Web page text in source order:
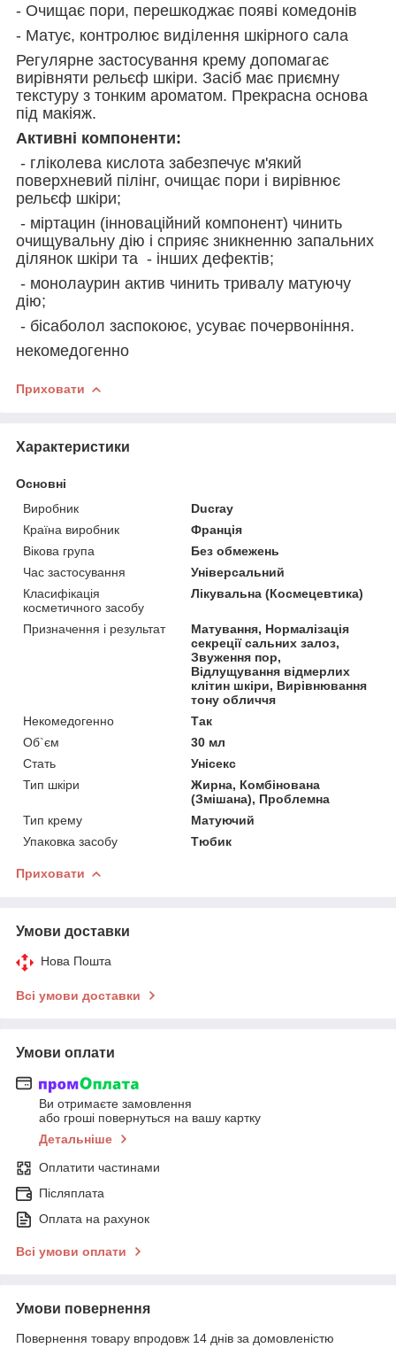
- Очищає пори, перешкоджає появі комедонів
- Матує, контролює виділення шкірного сала
Регулярне застосування крему допомагає
вирівняти рельєф шкіри. Засіб має приємну
текстуру з тонким ароматом. Прекрасна основа
під макіяж.
Активні компоненти:
- гліколева кислота забезпечує м'який
поверхневий пілінг, очищає пори і вирівнює
рельєф шкіри;
- міртацин (інноваційний компонент) чинить
очищувальну дію і сприяє зникненню запальних
ділянок шкіри та - інших дефектів;
- монолаурин актив чинить тривалу матуючу
дію;
- бісаболол заспокоює, усуває почервоніння.
некомедогенно
Приховати
Характеристики
Основні
Виробник
Ducray
Країна виробник
Франція
Вікова група
Без обмежень
Час застосування
Універсальний
Класифікація
косметичного засобу
Лікувальна (Космецевтика)
Призначення і результат
Матування, Нормалізація
секреції сальних залоз,
Звуження пор,
Відлущування відмерлих
клітин шкіри, Вирівнювання
тону обличчя
Некомедогенно
Так
Об`єм
30 мл
Стать
Унісекс
Тип шкіри
Жирна, Комбінована
(Змішана), Проблемна
Тип крему
Матуючий
Упаковка засобу
Тюбик
Приховати
Умови доставки
Нова Пошта
Всі умови доставки
Умови оплати
Ви отримаєте замовлення
або гроші повернуться на вашу картку
Детальніше
Оплатити частинами
Післяплата
Оплата на рахунок
Всі умови оплати
Умови повернення
Повернення товару впродовж 14 днів за домовленістю